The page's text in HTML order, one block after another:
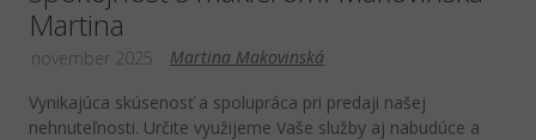
Martina
Martina Makovinská
november 2025
Vynikajúca skúsenosť a spolupráca pri predaji našej
nehnuteľnosti. Určite využijeme Vaše služby aj nabudúce a